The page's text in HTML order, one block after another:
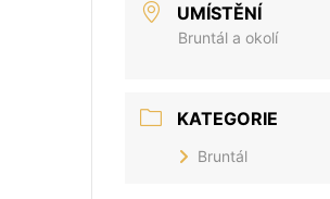
UMÍSTĚNÍ
Bruntál a okolí
KATEGORIE
Bruntál